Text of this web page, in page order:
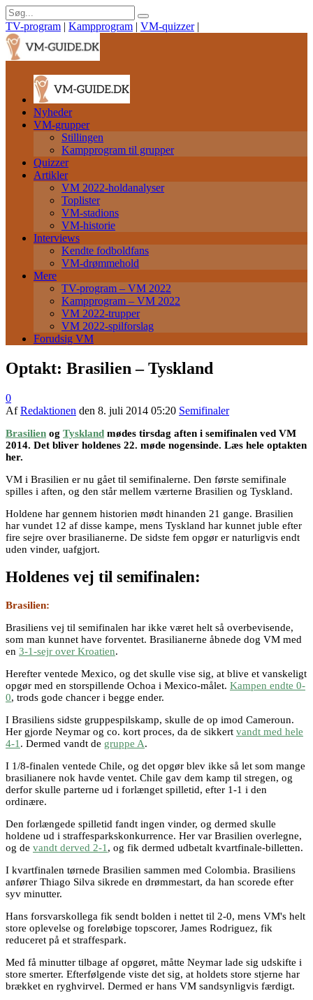
TV-program | Kampprogram | VM-quizzer |
Nyheder
VM-grupper
Stillingen
Kampprogram til grupper
Quizzer
Artikler
VM 2022-holdanalyser
Toplister
VM-stadions
VM-historie
Interviews
Kendte fodboldfans
VM-drømmehold
Mere
TV-program – VM 2022
Kampprogram – VM 2022
VM 2022-trupper
VM 2022-spilforslag
Forudsig VM
Optakt: Brasilien – Tyskland
0
AfRedaktionen den 8. juli 2014 05:20 Semifinaler
Brasilien og Tyskland mødes tirsdag aften i semifinalen ved VM
2014. Det bliver holdenes 22. møde nogensinde. Læs hele optakten
her.
VM i Brasilien er nu gået til semifinalerne. Den første semifinale
spilles i aften, og den står mellem værterne Brasilien og Tyskland.
Holdene har gennem historien mødt hinanden 21 gange. Brasilien
har vundet 12 af disse kampe, mens Tyskland har kunnet juble efter
fire sejre over brasilianerne. De sidste fem opgør er naturligvis endt
uden vinder, uafgjort.
Holdenes vej til semifinalen:
Brasilien:
Brasiliens vej til semifinalen har ikke været helt så overbevisende,
som man kunnet have forventet. Brasilianerne åbnede dog VM med
en 3-1-sejr over Kroatien.
Herefter ventede Mexico, og det skulle vise sig, at blive et vanskeligt
opgør med en storspillende Ochoa i Mexico-målet. Kampen endte 0-
0, trods gode chancer i begge ender.
I Brasiliens sidste gruppespilskamp, skulle de op imod Cameroun.
Her gjorde Neymar og co. kort proces, da de sikkert vandt med hele
4-1 . Dermed vandt de gruppe A.
I 1/8-finalen ventede Chile, og det opgør blev ikke så let som mange
brasilianere nok havde ventet. Chile gav dem kamp til stregen, og
derfor skulle parterne ud i forlænget spilletid, efter 1-1 i den
ordinære.
Den forlængede spilletid fandt ingen vinder, og dermed skulle
holdene ud i straffesparkskonkurrence. Her var Brasilien overlegne,
og de vandt derved 2-1 , og fik dermed udbetalt kvartfinale-billetten.
I kvartfinalen tørnede Brasilien sammen med Colombia. Brasiliens
anfører Thiago Silva sikrede en drømmestart, da han scorede efter
syv minutter.
Hans forsvarskollega fik sendt bolden i nettet til 2-0, mens VM's helt
store oplevelse og foreløbige topscorer, James Rodriguez, fik
reduceret på et straffespark.
Med få minutter tilbage af opgøret, måtte Neymar lade sig udskifte i
store smerter. Efterfølgende viste det sig, at holdets store stjerne har
brækket en ryghvirvel. Dermed er hans VM sandsynligvis færdigt.